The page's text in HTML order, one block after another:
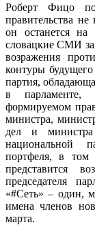
Роберт Фицо
правительства
он останется
словацкие СМИ
возражения
контуры
партия,
в парламенте,
формируемом
министра,
дел и министра
национальной
портфеля, в том
представится
председателя
«#Сеть» – один,
имена членов
марта.